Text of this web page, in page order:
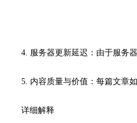
4. 服务器更新延迟：由于服务
5. 内容质量与价值：每篇文章
详细解释